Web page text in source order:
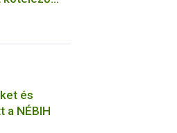
és
a NÉBIH